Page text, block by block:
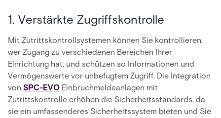
1. Verstärkte Zugriffskontrolle
Mit Zutrittskontrollsystemen können Sie kontrollieren,
wer Zugang zu verschiedenen Bereichen Ihrer
Einrichtung hat, und schützen so Informationen und
Vermögenswerte vor unbefugtem Zugriff. Die Integration
von SPC-EVO Einbruchmeldeanlagen mit
Zutrittskontrolle erhöhen die Sicherheitsstandards, da
sie ein umfassenderes Sicherheitssystem bieten und Sie